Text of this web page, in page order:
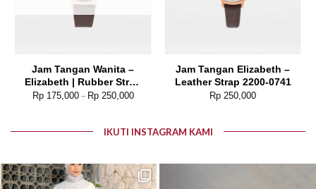
Jam Tangan Wanita –
Elizabeth | Rubber Strap
2206-0088
Rp175,000– Rp250,000
Jam Tangan Elizabeth –
Leather Strap 2200-0741
Rp 250,000
IKUTI INSTAGRAM KAMI